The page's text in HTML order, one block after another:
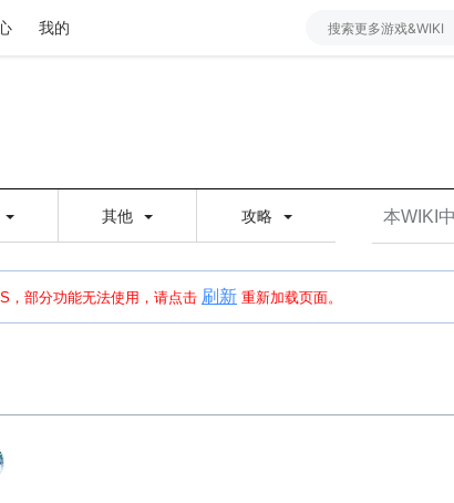
我的
其他 攻略
，部分功能无法使用，请点击 刷新 重新加载页面。
中的刷新按钮清除页面缓存并刷新，如果还有问题，请多尝试几次。